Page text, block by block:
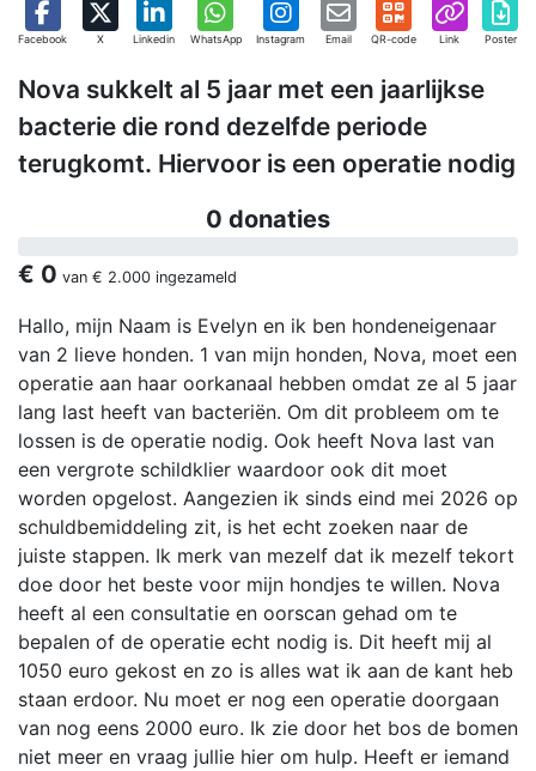
Facebook X Linkedin WhatsApp Instagram Email QR-code Link Poster
Nova sukkelt al 5 jaar met een jaarlijkse
bacterie die rond dezelfde periode
terugkomt. Hiervoor is een operatie nodig
0 donaties
€ 0 van € 2.000 ingezameld
Hallo, mijn Naam is Evelyn en ik ben hondeneigenaar
van 2 lieve honden. 1 van mijn honden, Nova, moet een
operatie aan haar oorkanaal hebben omdat ze al 5 jaar
lang last heeft van bacteriën. Om dit probleem om te
lossen is de operatie nodig. Ook heeft Nova last van
een vergrote schildklier waardoor ook dit moet
worden opgelost. Aangezien ik sinds eind mei 2026 op
schuldbemiddeling zit, is het echt zoeken naar de
juiste stappen. Ik merk van mezelf dat ik mezelf tekort
doe door het beste voor mijn hondjes te willen. Nova
heeft al een consultatie en oorscan gehad om te
bepalen of de operatie echt nodig is. Dit heeft mij al
1050 euro gekost en zo is alles wat ik aan de kant heb
staan erdoor. Nu moet er nog een operatie doorgaan
van nog eens 2000 euro. Ik zie door het bos de bomen
niet meer en vraag jullie hier om hulp. Heeft er iemand